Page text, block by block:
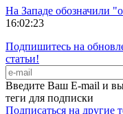
На Западе обозначили
16:02:23
Подпишитесь на
статьи!
Введите Ваш E-mail и
теги для подписки
Подписаться на другие